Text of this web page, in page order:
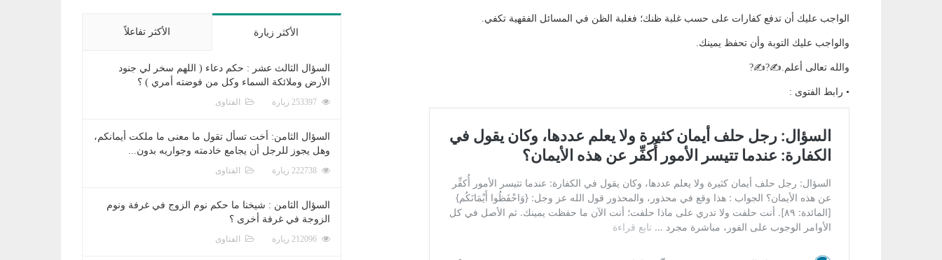
الواجب عليك أن تدفع كفارات على حسب غلبة ظنك؛ فغلبة الظن في المسائل الفقهية تكفي.
والواجب عليك التوبة وأن تحفظ يمينك.
والله تعالى أعلم.✍?✍?
• رابط الفتوى :
الأكثر زيارة الأكثر تفاعلاً
السؤال الثالث عشر : حكم دعاء ( اللهم سخر لي جنود
الأرض وملائكة السماء وكل من فوضته أمري ) ؟
الفتاوى
السؤال الثامن: أخت تسأل تقول ما معنى ما ملكت أيمانكم،
وهل يجوز للرجل أن يجامع خادمته وجواريه بدون...
الفتاوى
السؤال الثامن : شيخنا ما حكم نوم الزوج في غرفة ونوم
الزوجة في غرفة أخرى ؟
الفتاوى